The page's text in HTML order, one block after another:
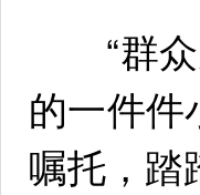
“群众
的一件
嘱托，踏